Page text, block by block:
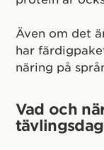
Även om det
har
näring på
Vad och